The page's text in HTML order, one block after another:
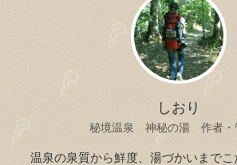
しおり
秘境温泉 神秘の湯 作者・
温泉の泉質から鮮度、湯づかいまでこ